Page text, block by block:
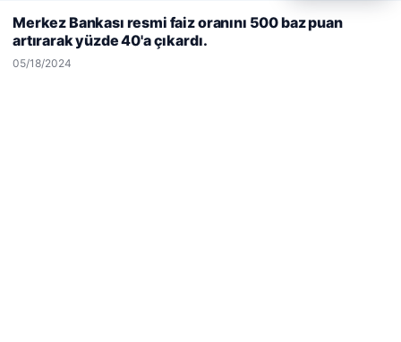
kullanıyoruz.Çerez Politikamız
Reddet Kabul Et
Merkez Bankası resmi faiz oranını 500 baz puan
artırarak yüzde 40'a çıkardı.
05/18/2024